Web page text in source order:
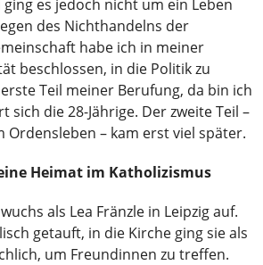
es jedoch nicht um ein Leben
des Nichthandelns der
habe ich in meiner
beschlossen, in die Politik zu
Teil meiner Berufung, da bin ich
sich die 28-Jährige. Der zweite Teil –
Ordensleben – kam erst viel später.
Heimat im Katholizismus
als Lea Fränzle in Leipzig auf.
getauft, in die Kirche ging sie als
um Freundinnen zu treffen.